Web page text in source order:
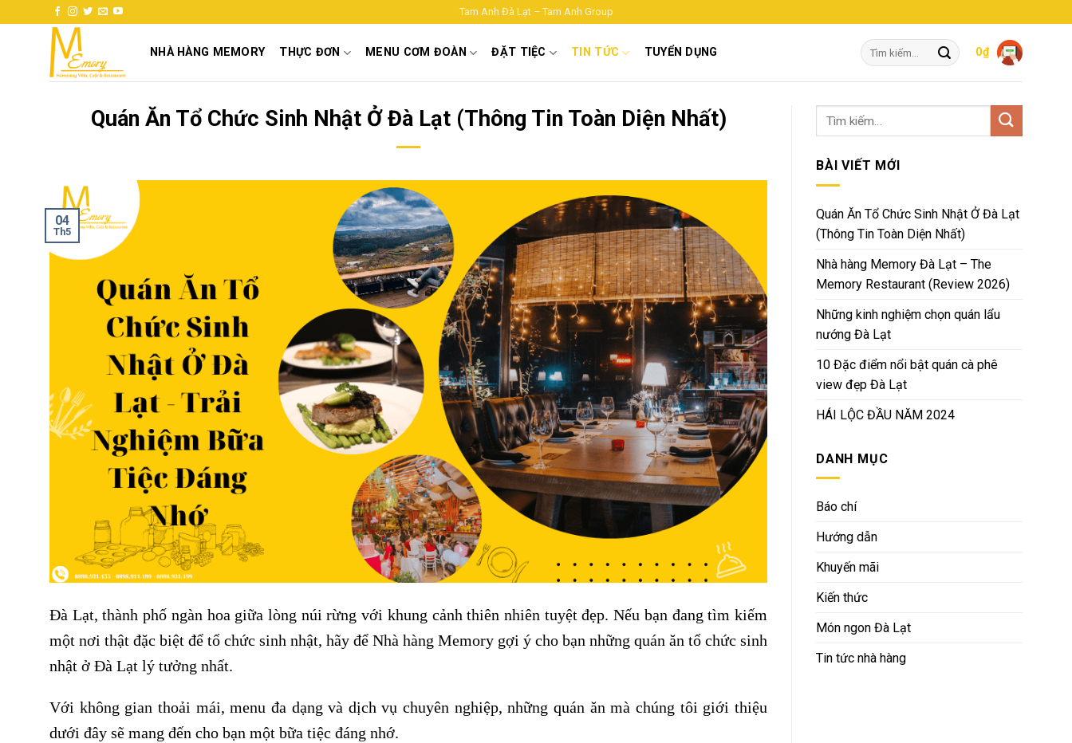
to
Tam Anh Đà Lạt – Tam Anh Group
NHÀ HÀNG MEMORY THỰC ĐƠN MENU CƠM ĐOÀN ĐẶT TIỆC TIN TỨC TUYỂN DỤNG
Tìm
kiếm:
0₫
Quán Ăn Tổ Chức Sinh Nhật Ở Đà Lạt (Thông Tin Toàn Diện Nhất)
04
Th5
Đà Lạt, thành phố ngàn hoa giữa lòng núi rừng với khung cảnh thiên nhiên tuyệt đẹp. Nếu bạn đang tìm kiếm
một nơi thật đặc biệt để tổ chức sinh nhật, hãy để Nhà hàng Memory gợi ý cho bạn những quán ăn tổ chức sinh
nhật ở Đà Lạt lý tưởng nhất.
Với không gian thoải mái, menu đa dạng và dịch vụ chuyên nghiệp, những quán ăn mà chúng tôi giới thiệu
dưới đây sẽ mang đến cho bạn một bữa tiệc đáng nhớ.
BÀI VIẾT MỚI
Quán Ăn Tổ Chức Sinh Nhật Ở Đà Lạt
(Thông Tin Toàn Diện Nhất)
Nhà hàng Memory Đà Lạt – The
Memory Restaurant (Review 2026)
Những kinh nghiệm chọn quán lẩu
nướng Đà Lạt
10 Đặc điểm nổi bật quán cà phê
view đẹp Đà Lạt
HÁI LỘC ĐẦU NĂM 2024
DANH MỤC
Báo chí
Hướng dẫn
Khuyến mãi
Kiến thức
Món ngon Đà Lạt
Tin tức nhà hàng